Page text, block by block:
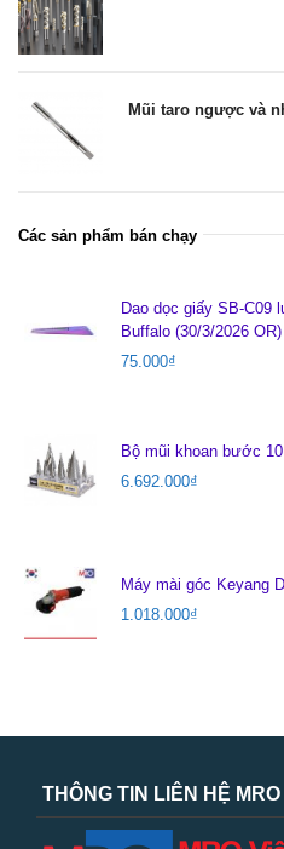
Mũi taro ngược và
Các sản phẩm bán chạy
Dao dọc giấy SB-C09
Buffalo (30/3/2026 OR)
75.000₫
Bộ mũi khoan bước
6.692.000₫
Máy mài góc Keyang
1.018.000₫
THÔNG TIN LIÊN HỆ MRO